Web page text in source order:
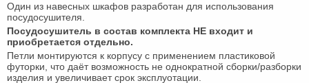
Один из навесных шкафов разработан для использования
посудосушителя.
Посудосушитель в состав комплекта НЕ входит и
приобретается отдельно.
Петли монтируются к корпусу с применением пластиковой
футорки, что даёт возможность не однократной сборки/разборки
изделия и увеличивает срок эксплуотации.